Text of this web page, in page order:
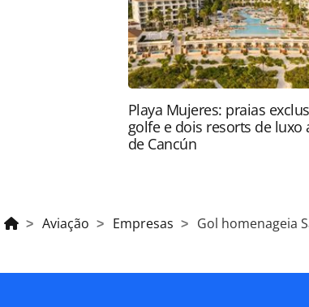
Playa Mujeres: praias
golfe e dois resorts de luxo
de Cancún
Aviação Empresas Gol homenageia